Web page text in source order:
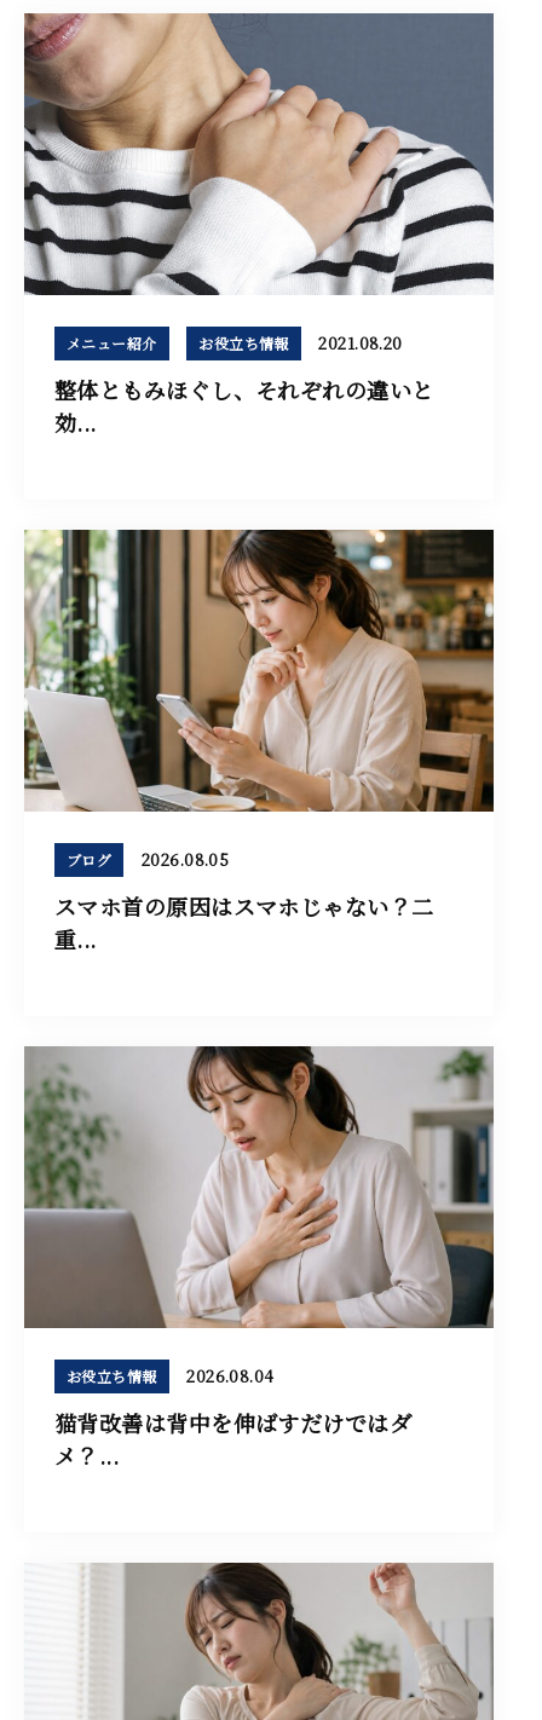
メニュー紹介 お役立ち情報 2021.08.20
整体ともみほぐし、それぞれの違いと
効...
ブログ 2026.08.05
スマホ首の原因はスマホじゃない？二
重...
お役立ち情報 2026.08.04
猫背改善は背中を伸ばすだけではダ
メ？...